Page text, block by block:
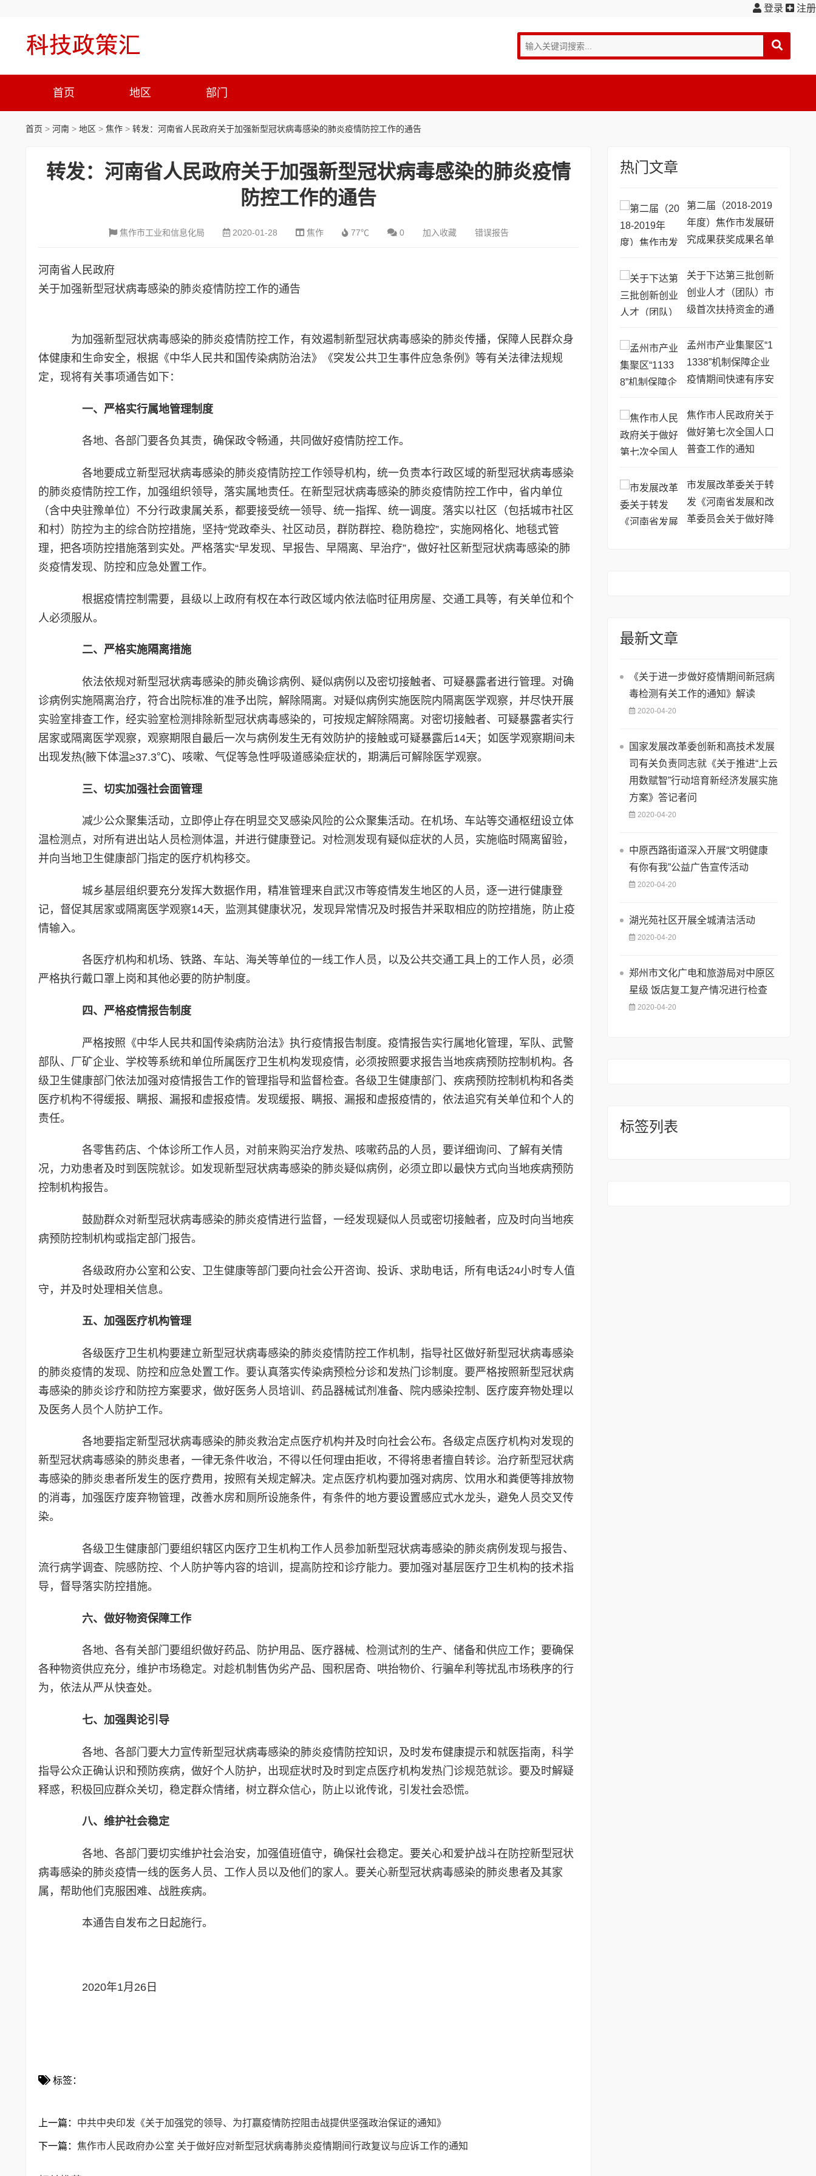
登录 注册
首页 地区 部门
首页 > 河南 > 地区 > 焦作 > 转发：河南省人民政府关于加强新型冠状病毒感染的肺炎疫情防控工作的通告
转发：河南省人民政府关于加强新型冠状病毒感染的肺炎疫情
防控工作的通告
焦作市工业和信息化局 2020-01-28 焦作 77℃ 0 加入收藏 错误报告
河南省人民政府
关于加强新型冠状病毒感染的肺炎疫情防控工作的通告
为加强新型冠状病毒感染的肺炎疫情防控工作，有效遏制新型冠状病毒感染的肺炎传播，保障人民群众身
体健康和生命安全，根据《中华人民共和国传染病防治法》《突发公共卫生事件应急条例》等有关法律法规规
定，现将有关事项通告如下：
一、严格实行属地管理制度
各地、各部门要各负其责，确保政令畅通，共同做好疫情防控工作。
各地要成立新型冠状病毒感染的肺炎疫情防控工作领导机构，统一负责本行政区域的新型冠状病毒感染
的肺炎疫情防控工作，加强组织领导，落实属地责任。在新型冠状病毒感染的肺炎疫情防控工作中，省内单位
（含中央驻豫单位）不分行政隶属关系，都要接受统一领导、统一指挥、统一调度。落实以社区（包括城市社区
和村）防控为主的综合防控措施，坚持“党政牵头、社区动员，群防群控、稳防稳控”，实施网格化、地毯式管
理，把各项防控措施落到实处。严格落实“早发现、早报告、早隔离、早治疗”，做好社区新型冠状病毒感染的肺
炎疫情发现、防控和应急处置工作。
根据疫情控制需要，县级以上政府有权在本行政区域内依法临时征用房屋、交通工具等，有关单位和个
人必须服从。
二、严格实施隔离措施
依法依规对新型冠状病毒感染的肺炎确诊病例、疑似病例以及密切接触者、可疑暴露者进行管理。对确
诊病例实施隔离治疗，符合出院标准的准予出院，解除隔离。对疑似病例实施医院内隔离医学观察，并尽快开展
实验室排查工作，经实验室检测排除新型冠状病毒感染的，可按规定解除隔离。对密切接触者、可疑暴露者实行
居家或隔离医学观察，观察期限自最后一次与病例发生无有效防护的接触或可疑暴露后14天；如医学观察期间未
出现发热(腋下体温≥37.3℃)、咳嗽、气促等急性呼吸道感染症状的，期满后可解除医学观察。
三、切实加强社会面管理
减少公众聚集活动，立即停止存在明显交叉感染风险的公众聚集活动。在机场、车站等交通枢纽设立体
温检测点，对所有进出站人员检测体温，并进行健康登记。对检测发现有疑似症状的人员，实施临时隔离留验，
并向当地卫生健康部门指定的医疗机构移交。
城乡基层组织要充分发挥大数据作用，精准管理来自武汉市等疫情发生地区的人员，逐一进行健康登
记，督促其居家或隔离医学观察14天，监测其健康状况，发现异常情况及时报告并采取相应的防控措施，防止疫
情输入。
各医疗机构和机场、铁路、车站、海关等单位的一线工作人员，以及公共交通工具上的工作人员，必须
严格执行戴口罩上岗和其他必要的防护制度。
四、严格疫情报告制度
严格按照《中华人民共和国传染病防治法》执行疫情报告制度。疫情报告实行属地化管理，军队、武警
部队、厂矿企业、学校等系统和单位所属医疗卫生机构发现疫情，必须按照要求报告当地疾病预防控制机构。各
级卫生健康部门依法加强对疫情报告工作的管理指导和监督检查。各级卫生健康部门、疾病预防控制机构和各类
医疗机构不得缓报、瞒报、漏报和虚报疫情。发现缓报、瞒报、漏报和虚报疫情的，依法追究有关单位和个人的
责任。
各零售药店、个体诊所工作人员，对前来购买治疗发热、咳嗽药品的人员，要详细询问、了解有关情
况，力劝患者及时到医院就诊。如发现新型冠状病毒感染的肺炎疑似病例，必须立即以最快方式向当地疾病预防
控制机构报告。
鼓励群众对新型冠状病毒感染的肺炎疫情进行监督，一经发现疑似人员或密切接触者，应及时向当地疾
病预防控制机构或指定部门报告。
各级政府办公室和公安、卫生健康等部门要向社会公开咨询、投诉、求助电话，所有电话24小时专人值
守，并及时处理相关信息。
五、加强医疗机构管理
各级医疗卫生机构要建立新型冠状病毒感染的肺炎疫情防控工作机制，指导社区做好新型冠状病毒感染
的肺炎疫情的发现、防控和应急处置工作。要认真落实传染病预检分诊和发热门诊制度。要严格按照新型冠状病
毒感染的肺炎诊疗和防控方案要求，做好医务人员培训、药品器械试剂准备、院内感染控制、医疗废弃物处理以
及医务人员个人防护工作。
各地要指定新型冠状病毒感染的肺炎救治定点医疗机构并及时向社会公布。各级定点医疗机构对发现的
新型冠状病毒感染的肺炎患者，一律无条件收治，不得以任何理由拒收，不得将患者擅自转诊。治疗新型冠状病
毒感染的肺炎患者所发生的医疗费用，按照有关规定解决。定点医疗机构要加强对病房、饮用水和粪便等排放物
的消毒，加强医疗废弃物管理，改善水房和厕所设施条件，有条件的地方要设置感应式水龙头，避免人员交叉传
染。
各级卫生健康部门要组织辖区内医疗卫生机构工作人员参加新型冠状病毒感染的肺炎病例发现与报告、
流行病学调查、院感防控、个人防护等内容的培训，提高防控和诊疗能力。要加强对基层医疗卫生机构的技术指
导，督导落实防控措施。
六、做好物资保障工作
各地、各有关部门要组织做好药品、防护用品、医疗器械、检测试剂的生产、储备和供应工作；要确保
各种物资供应充分，维护市场稳定。对趁机制售伪劣产品、囤积居奇、哄抬物价、行骗牟利等扰乱市场秩序的行
为，依法从严从快查处。
七、加强舆论引导
各地、各部门要大力宣传新型冠状病毒感染的肺炎疫情防控知识，及时发布健康提示和就医指南，科学
指导公众正确认识和预防疾病，做好个人防护，出现症状时及时到定点医疗机构发热门诊规范就诊。要及时解疑
释惑，积极回应群众关切，稳定群众情绪，树立群众信心，防止以讹传讹，引发社会恐慌。
八、维护社会稳定
各地、各部门要切实维护社会治安，加强值班值守，确保社会稳定。要关心和爱护战斗在防控新型冠状
病毒感染的肺炎疫情一线的医务人员、工作人员以及他们的家人。要关心新型冠状病毒感染的肺炎患者及其家
属，帮助他们克服困难、战胜疾病。
本通告自发布之日起施行。
2020年1月26日
标签：
上一篇： 中共中央印发《关于加强党的领导、为打赢疫情防控阻击战提供坚强政治保证的通知》
下一篇： 焦作市人民政府办公室 关于做好应对新型冠状病毒肺炎疫情期间行政复议与应诉工作的通知
热门文章
第二届（2018-2019
年度）焦作市发展研
究成果获奖成果名单
关于下达第三批创新
创业人才（团队）市
级首次扶持资金的通
孟州市产业集聚区“1
1338”机制保障企业
疫情期间快速有序安
焦作市人民政府关于
做好第七次全国人口
普查工作的通知
市发展改革委关于转
发《河南省发展和改
革委员会关于做好降
最新文章
《关于进一步做好疫情期间新冠病
毒检测有关工作的通知》解读
2020-04-20
国家发展改革委创新和高技术发展
司有关负责同志就《关于推进“上云
用数赋智”行动培育新经济发展实施
方案》答记者问
2020-04-20
中原西路街道深入开展“文明健康
有你有我”公益广告宣传活动
2020-04-20
湖光苑社区开展全城清洁活动
2020-04-20
郑州市文化广电和旅游局对中原区
星级 饭店复工复产情况进行检查
2020-04-20
标签列表